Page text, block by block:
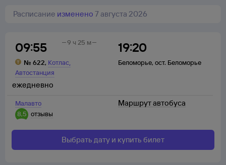
Расписание изменено 7 августа 2026
09:55
№ 622, Котлас,
Автостанция
19:20
Беломорье, ост. Беломорье
9 ч 25 м
Малавто
8,5 отзывы
ежедневно
Маршрут автобуса
Выбрать дату и купить билет